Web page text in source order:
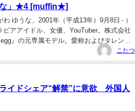
な」★4 [muffin★]
ゆうな、2001年（平成13年）9月8日 - ）
アアイドル、女優、YouTuber。株式会社
』の元専属モデル。愛称およびタレント
こたつ
イドシェア“解禁”に意欲 外国人